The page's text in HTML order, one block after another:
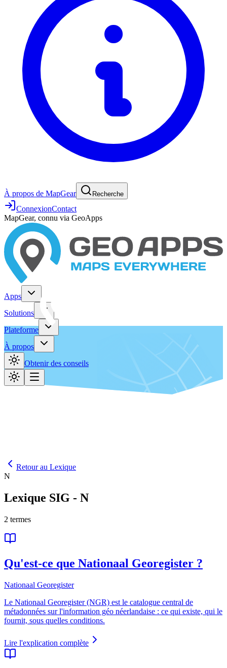
À propos de MapGear Recherche
ConnexionContact
MapGear, connu via GeoApps
Apps
Solutions
Plateforme
À propos
Obtenir des conseils
Retour au Lexique
N
Lexique SIG - N
2 termes
Qu'est-ce que Nationaal Georegister ?
Nationaal Georegister
Le Nationaal Georegister (NGR) est le catalogue central de
métadonnées sur l'information géo néerlandaise : ce qui existe, qui le
fournit, sous quelles conditions.
Lire l'explication complète